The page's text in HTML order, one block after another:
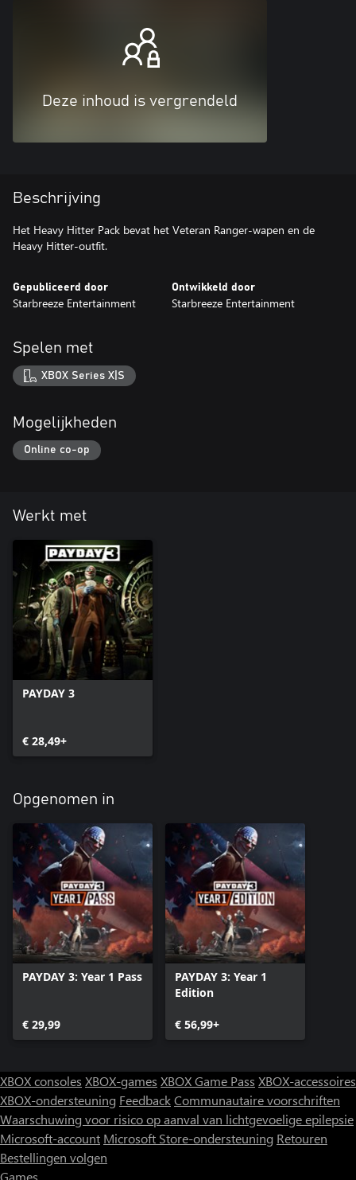
Deze inhoud is vergrendeld
Beschrijving
Het Heavy Hitter Pack bevat het Veteran Ranger-wapen en de
Heavy Hitter-outfit.
Gepubliceerd door
Starbreeze Entertainment
Ontwikkeld door
Starbreeze Entertainment
Spelen met
XBOX Series X|S
Mogelijkheden
Online co-op
Werkt met
PAYDAY 3
€ 28,49+
Opgenomen in
PAYDAY 3: Year 1 Pass
€ 29,99
PAYDAY 3: Year 1
Edition
€ 56,99+
XBOX consoles XBOX-games XBOX Game Pass XBOX-accessoires
XBOX-ondersteuning FeedbackCommunautaire voorschriften
Waarschuwing voor risico op aanval van lichtgevoelige epilepsie
Microsoft-account Microsoft Store-ondersteuning Retouren
Bestellingen volgen
Games